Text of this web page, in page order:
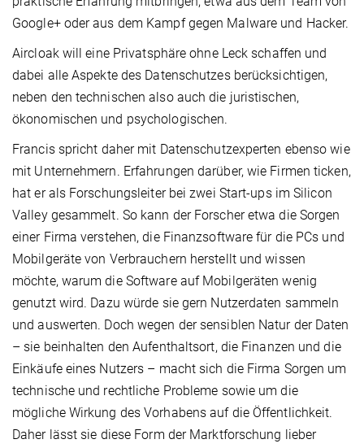
Google+ oder aus dem Kampf gegen Malware und Hacker.
Aircloak will eine Privatsphäre ohne Leck schaffen und
dabei alle Aspekte des Datenschutzes berücksichtigen,
neben den technischen also auch die juristischen,
ökonomischen und psychologischen.
Francis spricht daher mit Datenschutzexperten ebenso wie
mit Unternehmern. Erfahrungen darüber, wie Firmen ticken,
hat er als Forschungsleiter bei zwei Start-ups im Silicon
Valley gesammelt. So kann der Forscher etwa die Sorgen
einer Firma verstehen, die Finanzsoftware für die PCs und
Mobilgeräte von Verbrauchern herstellt und wissen
möchte, warum die Software auf Mobilgeräten wenig
genutzt wird. Dazu würde sie gern Nutzerdaten sammeln
und auswerten. Doch wegen der sensiblen Natur der Daten
– sie beinhalten den Aufenthaltsort, die Finanzen und die
Einkäufe eines Nutzers – macht sich die Firma Sorgen um
technische und rechtliche Probleme sowie um die
mögliche Wirkung des Vorhabens auf die Öffentlichkeit.
Daher lässt sie diese Form der Marktforschung lieber